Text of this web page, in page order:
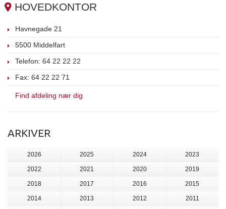
HOVEDKONTOR
Havnegade 21
5500 Middelfart
Telefon: 64 22 22 22
Fax: 64 22 22 71
Find afdeling nær dig
ARKIVER
2026 2025 2024 2023
2022 2021 2020 2019
2018 2017 2016 2015
2014 2013 2012 2011